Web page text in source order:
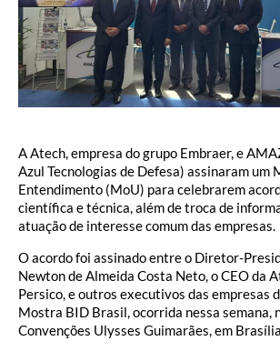
A Atech, empresa do grupo Embraer, e
Azul Tecnologias de Defesa) assinaram um
Entendimento (MoU) para celebrarem
científica e técnica, além de troca de
atuação de interesse comum das empresas.
O acordo foi assinado entre o Diretor-
Newton de Almeida Costa Neto, o CEO da
Persico, e outros executivos das empresas
Mostra BID Brasil, ocorrida nessa semana,
Convenções Ulysses Guimarães, em Brasília